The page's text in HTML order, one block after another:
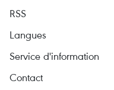
RSS
Langues
Service d'information
Contact